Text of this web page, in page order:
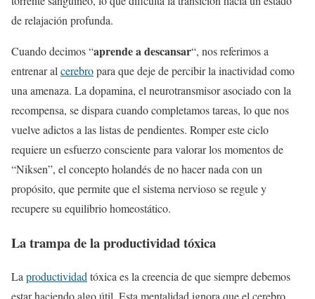
de relajación profunda.
Cuando decimos “aprende a descansar“, nos referimos a
entrenar al cerebropara que deje de percibir la inactividad como
una amenaza. La dopamina, el neurotransmisor asociado con la
recompensa, se dispara cuando completamos tareas, lo que nos
vuelve adictos a las listas de pendientes. Romper este ciclo
requiere un esfuerzo consciente para valorar los momentos de
“Niksen”, el concepto holandés de no hacer nada con un
propósito, que permite que el sistema nervioso se regule y
recupere su equilibrio homeostático.
La trampa de la productividad tóxica
Laproductividadtóxica es la creencia de que siempre debemos